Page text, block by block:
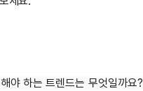
야 하는 트렌드는 무엇일까요?